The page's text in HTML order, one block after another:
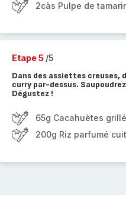
2càs Pulpe de
Etape 5 /5
Dans des assiettes creuses,
curry par-dessus.
Dégustez !
65g Cacahuètes
200g Riz parfumé